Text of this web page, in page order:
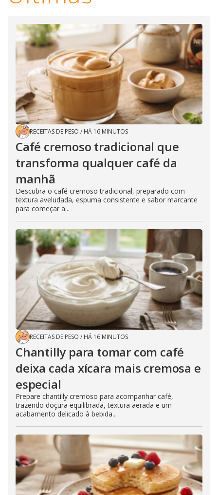
RECEITAS DE PESO / HÁ 16 MINUTOS
Café cremoso tradicional que
transforma qualquer café da
manhã
Descubra o café cremoso tradicional, preparado com
textura aveludada, espuma consistente e sabor marcante
para começar a...
RECEITAS DE PESO / HÁ 16 MINUTOS
Chantilly para tomar com café
deixa cada xícara mais cremosa e
especial
Prepare chantilly cremoso para acompanhar café,
trazendo doçura equilibrada, textura aerada e um
acabamento delicado à bebida...